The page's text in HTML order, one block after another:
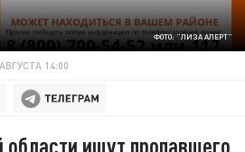
ФОТО: "ЛИЗА АЛЕРТ"
14:00
ищут пропавшего